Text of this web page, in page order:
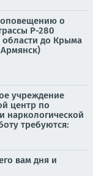
о
Р-280
области до Крыма
учреждение
центр по
наркологической
требуются:
вам дня и